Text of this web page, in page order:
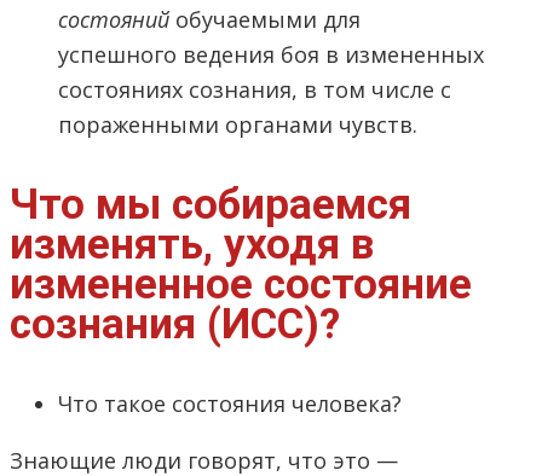
состояний обучаемыми для
успешного ведения боя в измененных
состояниях сознания, в том числе с
пораженными органами чувств.
Что мы собираемся
изменять, уходя в
измененное состояние
сознания (ИСС)?
Что такое состояния человека?
Знающие люди говорят, что это —